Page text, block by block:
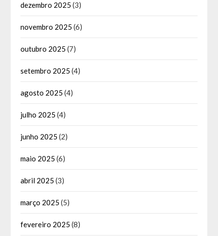
dezembro 2025 (3)
novembro 2025 (6)
outubro 2025 (7)
setembro 2025 (4)
agosto 2025 (4)
julho 2025 (4)
junho 2025 (2)
maio 2025 (6)
abril 2025 (3)
março 2025 (5)
fevereiro 2025 (8)